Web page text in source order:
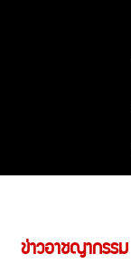
ข่าวอาชญากรรม